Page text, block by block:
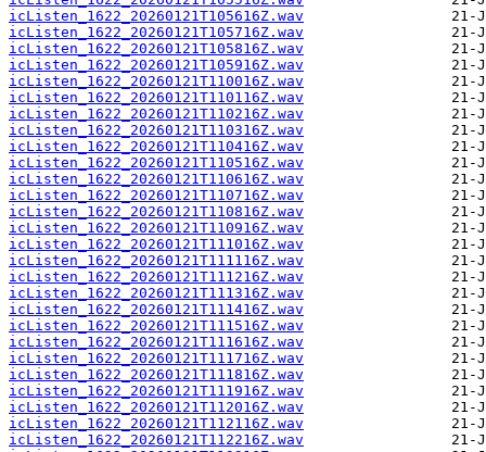
icListen_1622_20260121T105616Z.wav
icListen_1622_20260121T105716Z.wav
icListen_1622_20260121T105816Z.wav
icListen_1622_20260121T105916Z.wav
icListen_1622_20260121T110016Z.wav
icListen_1622_20260121T110116Z.wav
icListen_1622_20260121T110216Z.wav
icListen_1622_20260121T110316Z.wav
icListen_1622_20260121T110416Z.wav
icListen_1622_20260121T110516Z.wav
icListen_1622_20260121T110616Z.wav
icListen_1622_20260121T110716Z.wav
icListen_1622_20260121T110816Z.wav
icListen_1622_20260121T110916Z.wav
icListen_1622_20260121T111016Z.wav
icListen_1622_20260121T111116Z.wav
icListen_1622_20260121T111216Z.wav
icListen_1622_20260121T111316Z.wav
icListen_1622_20260121T111416Z.wav
icListen_1622_20260121T111516Z.wav
icListen_1622_20260121T111616Z.wav
icListen_1622_20260121T111716Z.wav
icListen_1622_20260121T111816Z.wav
icListen_1622_20260121T111916Z.wav
icListen_1622_20260121T112016Z.wav
icListen_1622_20260121T112116Z.wav
icListen_1622_20260121T112216Z.wav